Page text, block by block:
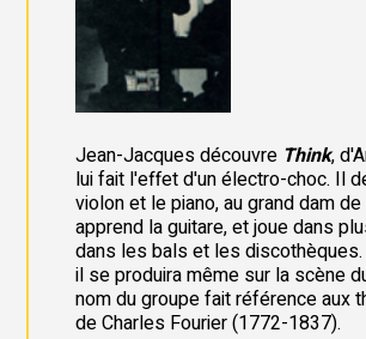
Jean-Jacques découvre Think,
lui fait l'effet d'un électro-choc. Il
violon et le piano, au grand dam
apprend la guitare, et joue dans
dans les bals et les
il se produira même sur la scène
nom du groupe fait référence aux
de Charles Fourier (1772-1837).